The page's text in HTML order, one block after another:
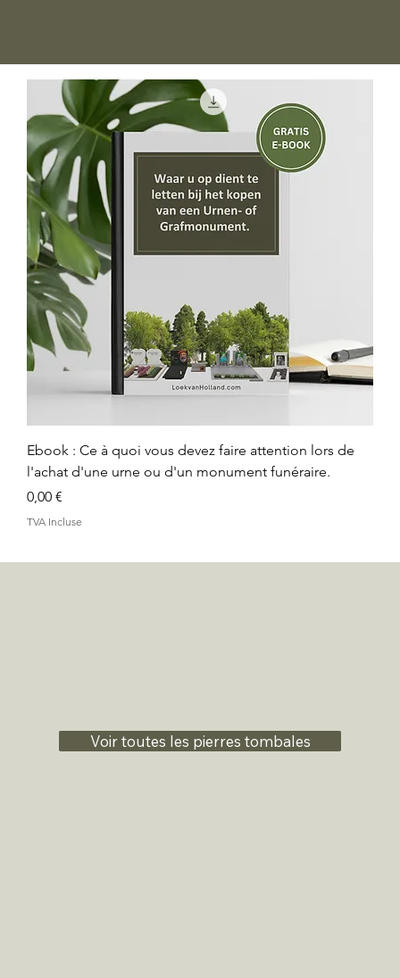
Ebook : Ce à quoi vous devez faire attention lors de
l'achat d'une urne ou d'un monument funéraire.
Prix
0,00 €
TVA Incluse
Voir toutes les pierres tombales